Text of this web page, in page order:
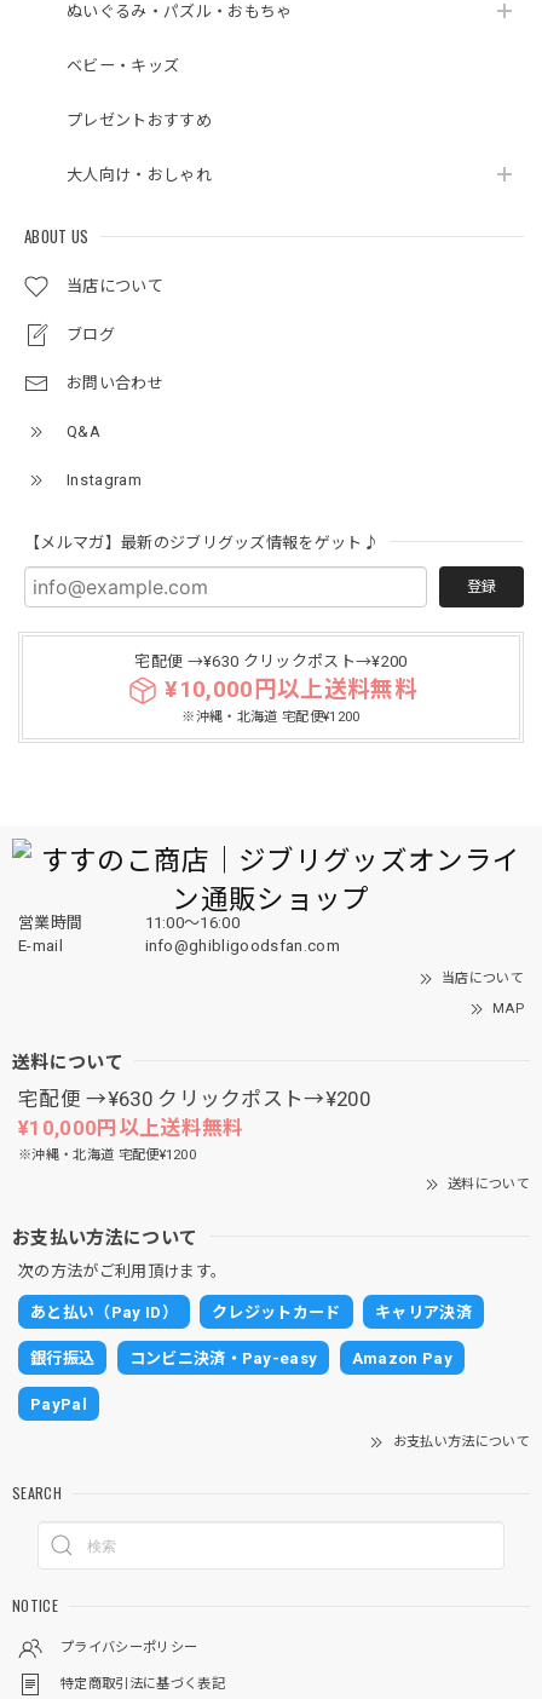
ぬいぐるみ・パズル・おもちゃ
ベビー・キッズ
プレゼントおすすめ
大人向け・おしゃれ
ABOUT US
当店について
ブログ
お問い合わせ
Q&A
Instagram
【メルマガ】最新のジブリグッズ情報をゲット♪
登録
宅配便 →¥630 クリックポスト→¥200
¥10,000円以上送料無料
※沖縄・北海道 宅配便¥1200
営業時間
11:00〜16:00
E-mail
info@ghibligoodsfan.com
当店について
MAP
送料について
宅配便 →¥630 クリックポスト→¥200
¥10,000円以上送料無料
※沖縄・北海道 宅配便¥1200
送料について
お支払い方法について
次の方法がご利用頂けます。
あと払い（Pay ID） クレジットカード キャリア決済
銀行振込 コンビニ決済・Pay-easy Amazon Pay
PayPal
お支払い方法について
SEARCH
NOTICE
プライバシーポリシー
特定商取引法に基づく表記